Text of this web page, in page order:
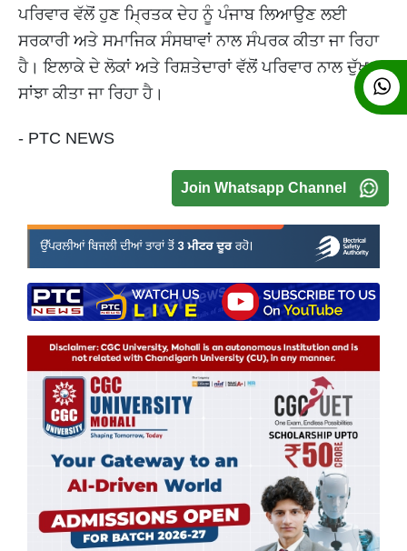
ਪਰਿਵਾਰ ਵੱਲੋਂ ਹੁਣ ਮ੍ਰਿਤਕ ਦੇਹ ਨੂੰ ਪੰਜਾਬ ਲਿਆਉਣ ਲਈ
ਸਰਕਾਰੀ ਅਤੇ ਸਮਾਜਿਕ ਸੰਸਥਾਵਾਂ ਨਾਲ ਸੰਪਰਕ ਕੀਤਾ ਜਾ ਰਿਹਾ
ਹੈ। ਇਲਾਕੇ ਦੇ ਲੋਕਾਂ ਅਤੇ ਰਿਸ਼ਤੇਦਾਰਾਂ ਵੱਲੋਂ ਪਰਿਵਾਰ ਨਾਲ ਦੁੱਖ
ਸਾਂਝਾ ਕੀਤਾ ਜਾ ਰਿਹਾ ਹੈ।
- PTC NEWS
Join Whatsapp Channel